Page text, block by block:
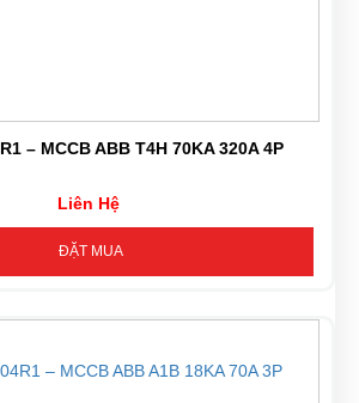
– MCCB ABB T4H 70KA 320A 4P
Liên Hệ
ĐẶT MUA